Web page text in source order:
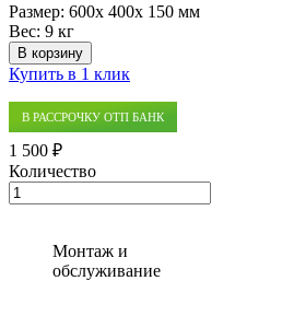
Размер: 600x 400x 150 мм
Вес: 9 кг
В корзину
Купить в 1 клик
В РАССРОЧКУ ОТП БАНК
1 500 ₽
Количество
Количество
товара
засыпкаМонтаж и
обслуживание